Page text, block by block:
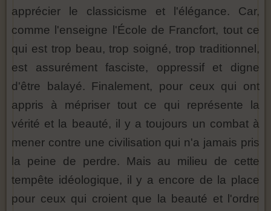
apprécier le classicisme et l'élégance. Car,
comme l'enseigne l'École de Francfort, tout ce
qui est trop beau, trop soigné, trop traditionnel,
est assurément fasciste, oppressif et digne
d'être balayé. Finalement, pour ceux qui ont
appris à mépriser tout ce qui représente la
vérité et la beauté, il y a toujours un combat à
mener contre une civilisation qui n'a jamais pris
la peine de perdre. Mais au milieu de cette
tempête idéologique, il y a encore de la place
pour ceux qui croient que la beauté et l'ordre